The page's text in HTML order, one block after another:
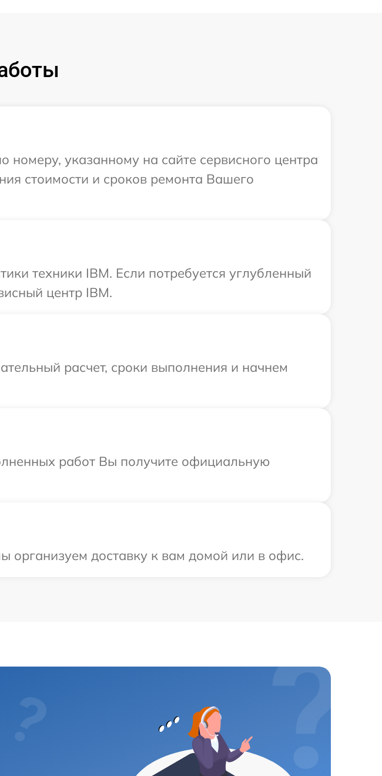
указанному на сайте сервисного центра
стоимости и сроков ремонта Вашего
техники IBM. Если потребуется углубленный
центр IBM.
расчет, сроки выполнения и начнем
работ Вы получите официальную
доставку к вам домой или в офис.